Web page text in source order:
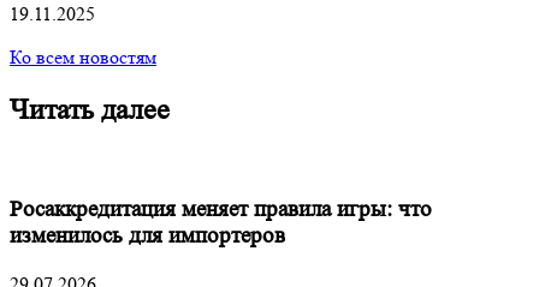
19.11.2025
Ко всем новостям
Читать далее
Росаккредитация меняет правила игры: что
изменилось для импортеров